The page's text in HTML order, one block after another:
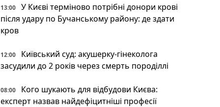
13:00
У Києві терміново потрібні донори крові
після удару по Бучанському району: де здати
кров
12:00
Київський суд: акушерку-гінеколога
засудили до 2 років через смерть породіллі
08:00
Кого шукають для відбудови Києва:
експерт назвав найдефіцитніші професії